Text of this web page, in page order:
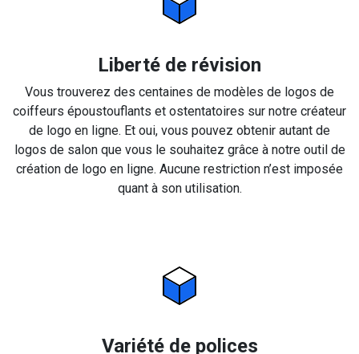
Liberté de révision
Vous trouverez des centaines de modèles de logos de
coiffeurs époustouflants et ostentatoires sur notre créateur
de logo en ligne. Et oui, vous pouvez obtenir autant de
logos de salon que vous le souhaitez grâce à notre outil de
création de logo en ligne. Aucune restriction n’est imposée
quant à son utilisation.
Variété de polices